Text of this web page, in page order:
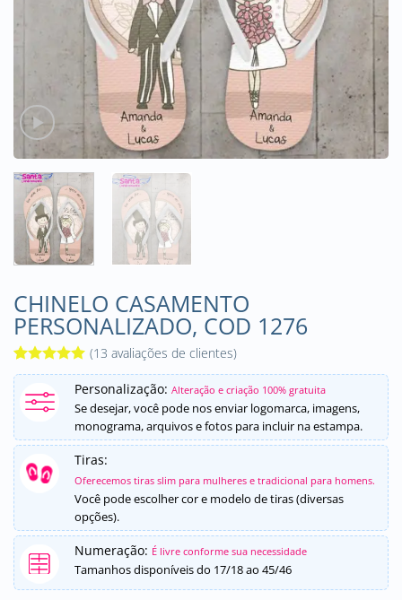
CHINELO CASAMENTO
PERSONALIZADO, COD 1276
Avaliado
como
de
5, com
baseado em
13
avaliações
de clientes
(13 avaliações de clientes)
Personalização: Alteração e criação 100% gratuita
Se desejar, você pode nos enviar logomarca, imagens,
monograma, arquivos e fotos para incluir na estampa.
Tiras:
Oferecemos tiras slim para mulheres e tradicional para homens.
Você pode escolher cor e modelo de tiras (diversas
opções).
Numeração: É livre conforme sua necessidade
Tamanhos disponíveis do 17/18 ao 45/46